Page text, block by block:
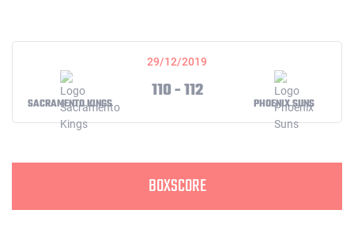
29/12/2019
SACRAMENTO KINGS
110 - 112
PHOENIX SUNS
BOXSCORE